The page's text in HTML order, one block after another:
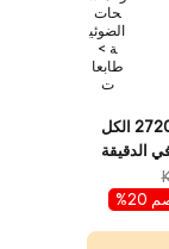
حات
الضوئي
ة >
طابعا
ت
إتش بي ديسك جيت 2720 الكل
صفحة في الدقيقة
للحبر